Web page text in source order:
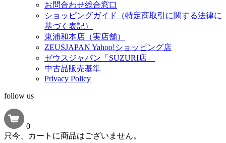
お問合わせ総合窓口
ショッピングガイド（特定商取引に関する法律に
基づく表記）
東浦和本店（実店舗）
ZEUSJAPAN Yahoo!ショッピング店
ゼウスジャパン「SUZURI店」
中古品販売基準
Privacy Policy
follow us
0
只今、カートに商品はございません。